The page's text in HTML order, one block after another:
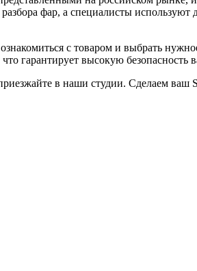
фар, а специалисты используют
с товаром и выбрать
гарантирует высокую безопасность
в наши студии. Сделаем